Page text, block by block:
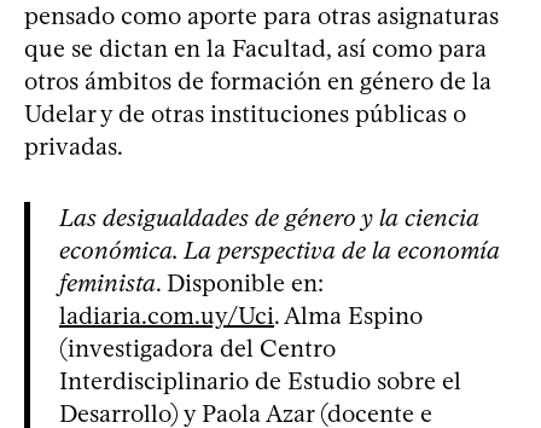
pensado como aporte para otras asignaturas
que se dictan en la Facultad, así como para
otros ámbitos de formación en género de la
Udelar y de otras instituciones públicas o
privadas.
Las desigualdades de género y la ciencia
económica. La perspectiva de la economía
feminista. Disponible en:
ladiaria.com.uy/Uci. Alma Espino
(investigadora del Centro
Interdisciplinario de Estudio sobre el
Desarrollo) y Paola Azar (docente e